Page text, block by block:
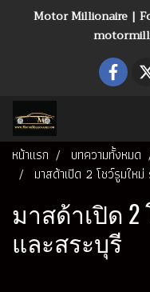
Motor Millionaire |
หน้าแรก บทความทั้งหมด
มาสด้าเปิด 2 โชว์รูมใหม่
มาสด้าเปิด 2
และสระบุรี